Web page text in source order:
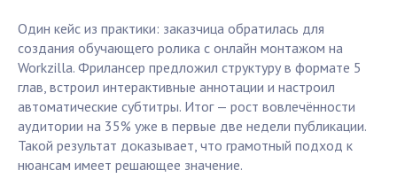
Один кейс из практики: заказчица обратилась для
создания обучающего ролика с онлайн монтажом на
Workzilla. Фрилансер предложил структуру в формате 5
глав, встроил интерактивные аннотации и настроил
автоматические субтитры. Итог — рост вовлечённости
аудитории на 35% уже в первые две недели публикации.
Такой результат доказывает, что грамотный подход к
нюансам имеет решающее значение.